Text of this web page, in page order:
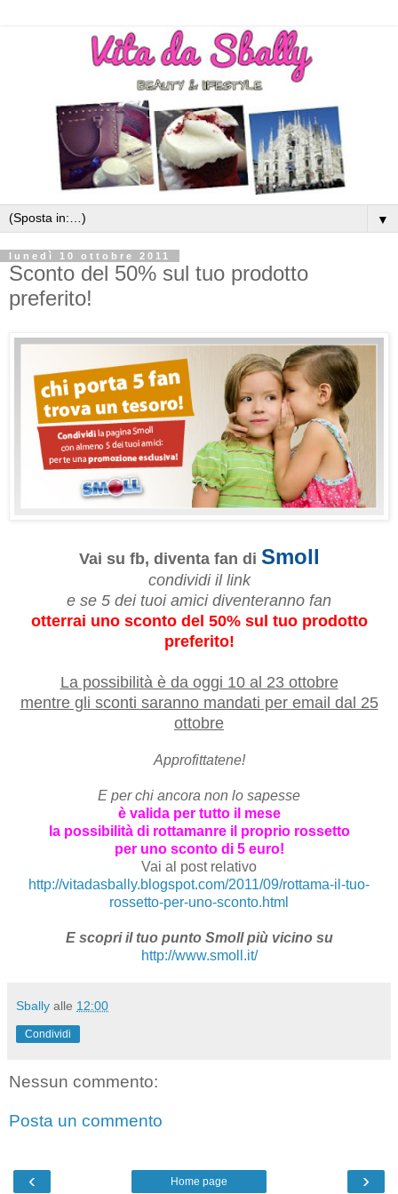
▼
lunedì 10 ottobre 2011
Sconto del 50% sul tuo prodotto
preferito!
Vai su fb, diventa fan di Smoll
condividi il link
e se 5 dei tuoi amici diventeranno fan
otterrai uno sconto del 50% sul tuo prodotto
preferito!
La possibilità è da oggi 10 al 23 ottobre
mentre gli sconti saranno mandati per email dal 25
ottobre
Approfittatene!
E per chi ancora non lo sapesse
è valida per tutto il mese
la possibilità di rottamanre il proprio rossetto
per uno sconto di 5 euro!
Vai al post relativo
http://vitadasbally.blogspot.com/2011/09/rottama-il-tuo-
rossetto-per-uno-sconto.html
E scopri il tuo punto Smoll più vicino su
http://www.smoll.it/
Sbally alle 12:00
Condividi
Nessun commento:
Posta un commento
‹ ›
Home page